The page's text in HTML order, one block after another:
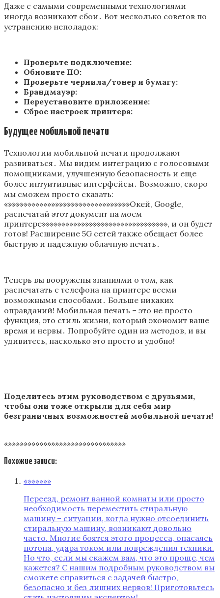
Даже с самыми современными технологиями
иногда возникают сбои․ Вот несколько советов по
устранению неполадок:
Проверьте подключение:
Обновите ПО:
Проверьте чернила/тонер и бумагу:
Брандмауэр:
Переустановите приложение:
Сброс настроек принтера:
Будущее мобильной печати
Технологии мобильной печати продолжают
развиваться․ Мы видим интеграцию с голосовыми
помощниками, улучшенную безопасность и еще
более интуитивные интерфейсы․ Возможно, скоро
мы сможем просто сказать:
«»»»»»»»»»»»»»»»»»»»»»»»»»»»»»»»Окей, Google,
распечатай этот документ на моем
принтере»»»»»»»»»»»»»»»»»»»»»»»»»»»»»»»», и он будет
готов! Расширение 5G сетей также обещает более
быструю и надежную облачную печать․
Теперь вы вооружены знаниями о том, как
распечатать с телефона на принтере всеми
возможными способами․ Больше никаких
оправданий! Мобильная печать – это не просто
функция, это стиль жизни, который экономит ваше
время и нервы․ Попробуйте один из методов, и вы
удивитесь, насколько это просто и удобно!
Поделитесь этим руководством с друзьями,
чтобы они тоже открыли для себя мир
безграничных возможностей мобильной печати!
«»»»»»»»»»»»»»»»»»»»»»»»»»»»»»»
Похожие записи:
«»»»»»»
Переезд, ремонт ванной комнаты или просто
необходимость переместить стиральную
машину – ситуации, когда нужно отсоединить
стиральную машину, возникают довольно
часто. Многие боятся этого процесса, опасаясь
потопа, удара током или повреждения техники.
Но что, если мы скажем вам, что это проще, чем
кажется? С нашим подробным руководством вы
сможете справиться с задачей быстро,
безопасно и без лишних нервов! Приготовьтесь